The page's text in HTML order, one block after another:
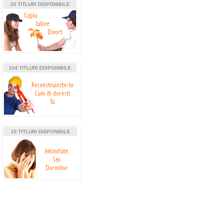
20 TITLURI DISPONIBILE
104 TITLURI DISPONIBILE
10 TITLURI DISPONIBILE